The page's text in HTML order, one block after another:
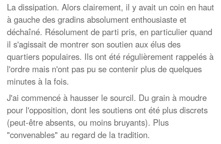
La dissipation. Alors clairement, il y avait un coin en haut
à gauche des gradins absolument enthousiaste et
déchaîné. Résolument de parti pris, en particulier quand
il s'agissait de montrer son soutien aux élus des
quartiers populaires. Ils ont été régulièrement rappelés à
l'ordre mais n'ont pas pu se contenir plus de quelques
minutes à la fois.
J'ai commencé à hausser le sourcil. Du grain à moudre
pour l'opposition, dont les soutiens ont été plus discrets
(peut-être absents, ou moins bruyants). Plus
"convenables" au regard de la tradition.